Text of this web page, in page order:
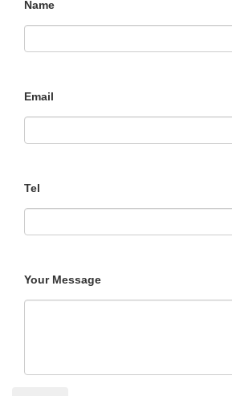
Name
Email
Tel
Your Message